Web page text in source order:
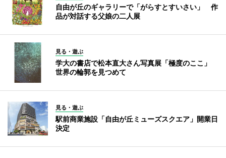
自由が丘のギャラリーで「がらすとすいさい」 作
品が対話する父娘の二人展
見る・遊ぶ
学大の書店で松本直大さん写真展「極度のここ」
世界の輪郭を見つめて
見る・遊ぶ
駅前商業施設「自由が丘ミューズスクエア」開業日
決定